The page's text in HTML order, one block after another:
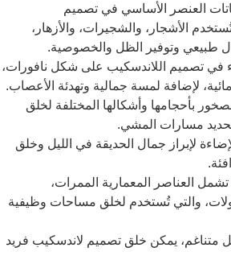
العنصر الأساسي في تصميم
الأشجار، والشجيرات، والأزهار،
طبيعي وتوفير الظل والخصوصية.
في تصميم اللاندسكيب على شكل نافورات،
لإضافة لمسة جمالية وتهدئة الأعصاب.
بأحجامها وأشكالها المختلفة لخلق
مسارات المشي.
لإبراز جمال الحديقة في الليل وخلق
تشمل العناصر المعمارية الممرات،
والتي تُستخدم لخلق مساحات وظيفية
متناغم، يمكن خلق تصميم لاندسكيب فريد